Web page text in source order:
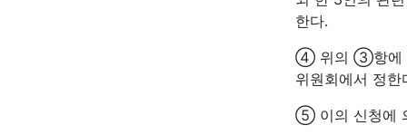
한다.
④ 위의 ③항에
위원회에서 정한
⑤ 이의 신청에